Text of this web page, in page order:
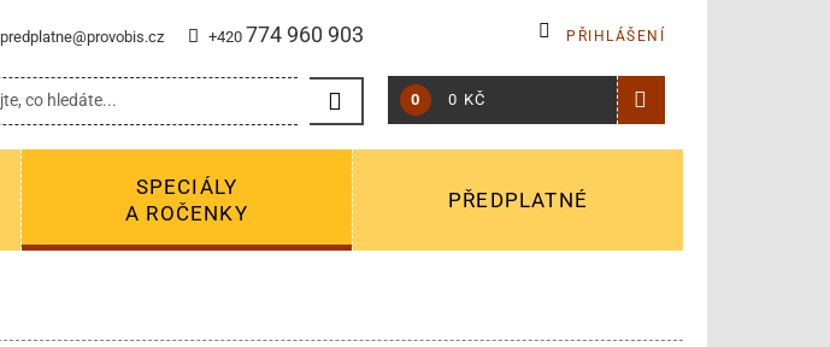
predplatne@provobis.cz +420 774 960 903 PŘIHLÁŠENÍ
0 0 KČ
SPECIÁLY
A ROČENKY
PŘEDPLATNÉ